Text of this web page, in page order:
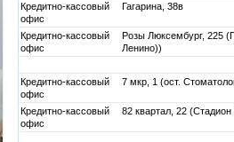
Кредитно-кассовый
офис
Гагарина, 38в
Кредитно-кассовый
офис
Розы Люксембург, 225
Ленино))
Кредитно-кассовый
офис
7 мкр, 1 (ост.
Кредитно-кассовый
офис
82 квартал, 22 (Стадион